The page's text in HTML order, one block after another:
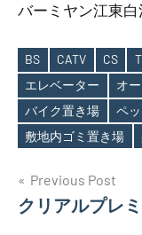
バーミヤン江東
Tags
BS CATV CS
エレベーター
オ
バイク置き場
ペ
敷地内ゴミ置き場
投
稿
Previous Post
クリアルプレ